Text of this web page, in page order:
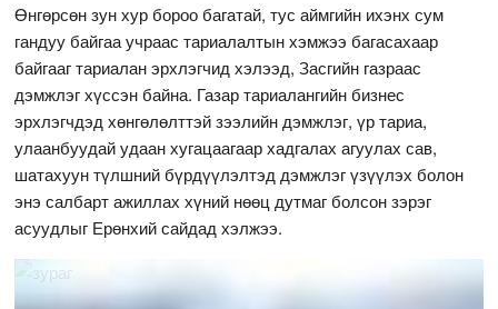
Өнгөрсөн зун хур бороо багатай, тус аймгийн ихэнх сум
гандуу байгаа учраас тариалалтын хэмжээ багасахаар
байгааг тариалан эрхлэгчид хэлээд, Засгийн газраас
дэмжлэг хүссэн байна. Газар тариалангийн бизнес
эрхлэгчдэд хөнгөлөлттэй зээлийн дэмжлэг, үр тариа,
улаанбуудай удаан хугацаагаар хадгалах агуулах сав,
шатахуун түлшний бүрдүүлэлтэд дэмжлэг үзүүлэх болон
энэ салбарт ажиллах хүний нөөц дутмаг болсон зэрэг
асуудлыг Ерөнхий сайдад хэлжээ.